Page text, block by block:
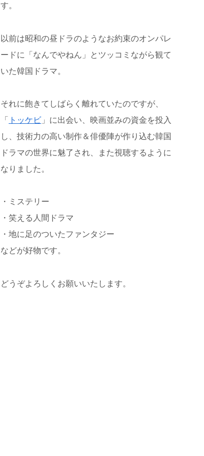
す。
以前は昭和の昼ドラのようなお約束のオンパレ
ードに「なんでやねん」とツッコミながら観て
いた韓国ドラマ。
それに飽きてしばらく離れていたのですが、
「 トッケビ 」に出会い、映画並みの資金を投入
し、技術力の高い制作＆俳優陣が作り込む韓国
ドラマの世界に魅了され、また視聴するように
なりました。
・ミステリー
・笑える人間ドラマ
・地に足のついたファンタジー
などが好物です。
どうぞよろしくお願いいたします。